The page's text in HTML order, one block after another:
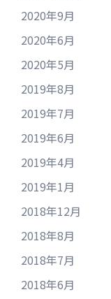
2020年9月
2020年6月
2020年5月
2019年8月
2019年7月
2019年6月
2019年4月
2019年1月
2018年12月
2018年8月
2018年7月
2018年6月